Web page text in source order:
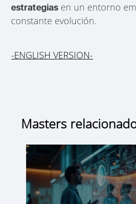
estrategias en un entorno
constante evolución.
-ENGLISH VERSION-
Masters